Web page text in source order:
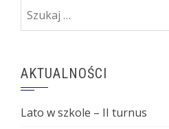
Szukaj:
AKTUALNOŚCI
Lato w szkole – II turnus